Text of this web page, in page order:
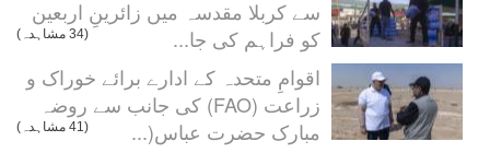
سے کربلا مقدسہ میں زائرینِ اربعین
کو فراہم کی جا...
(34 مشاہدہ)
اقوامِ متحدہ کے ادارے برائے خوراک و
زراعت (FAO) کی جانب سے روضہ
مبارک حضرت عباس(...
(41 مشاہدہ)